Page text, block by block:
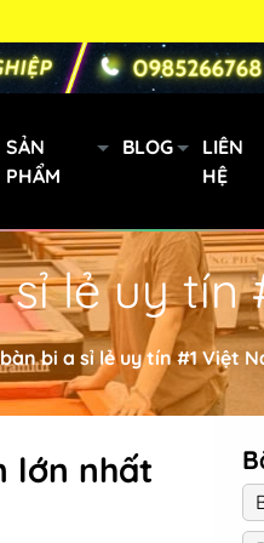
SẢN
PHẨM
tay
BLOG
LIÊN
HỆ
lẻ uy tín
bi a sỉ lẻ uy tín #1 Việt
lớn nhất